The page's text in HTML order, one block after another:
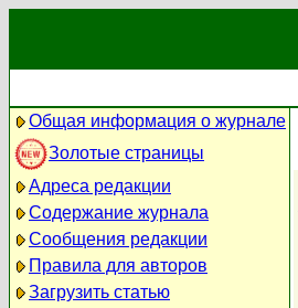
Общая информация о журнале
Золотые страницы
Адреса редакции
Содержание журнала
Сообщения редакции
Правила для авторов
Загрузить статью